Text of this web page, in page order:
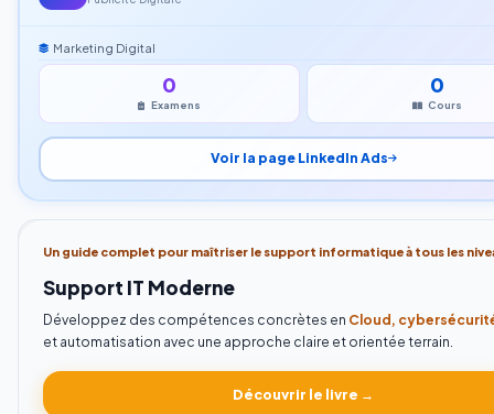
Marketing Digital
0
Examens
0
Cours
Voir la page LinkedIn Ads
Un guide complet pour maîtriser le support informatique à tous les
Support IT Moderne
Développez des compétences concrètes en Cloud,
et automatisation avec une approche claire et orientée terrain.
Découvrir le livre →